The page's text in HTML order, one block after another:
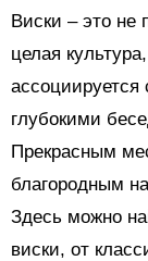
Виски – это не
целая
глубокими
Прекрасным
благородным
Здесь можно
виски, от